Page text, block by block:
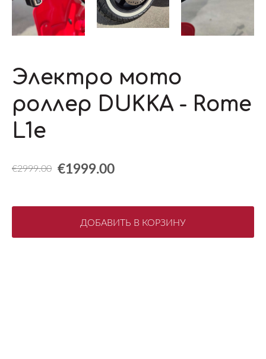
Электро мото
роллер DUKKA - Rome
L1e
€2999.00 €1999.00
ДОБАВИТЬ В КОРЗИНУ